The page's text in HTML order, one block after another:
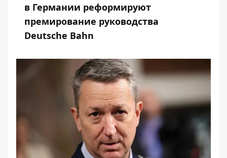
в Германии реформируют
премирование руководства
Deutsche Bahn